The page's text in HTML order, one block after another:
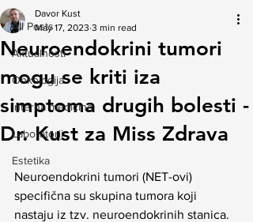
All Posts
Aktualnosti
Onkologija
Interna medicina
Laboratorij
Estetika
Neuroendokrini tumori
mogu se kriti iza
simptoma drugih bolesti -
Dr. Kust za Miss Zdrava
Davor Kust
May 17, 2023 3 min read
Neuroendokrini tumori (NET-ovi)
specifična su skupina tumora koji
nastaju iz tzv. neuroendokrinih stanica.